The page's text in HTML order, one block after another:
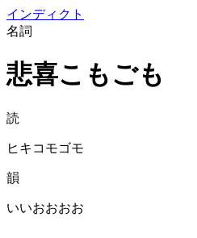
インディクト
名詞
悲喜こもごも
読
ヒキコモゴモ
韻
いいおおおお